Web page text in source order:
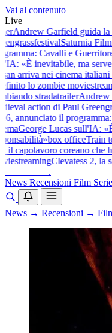
Vai al contenuto
Live
Andrew Garfield guida la
festivalSaturnia Film
Cavalli e
«È inevitabile, ma serve
arriva nei cinema italiani
lo zombie movie
stradatrailerAndrew
action di Paul
annunciato il
George Lucas sull'IA:
box officeTrain
il capolavoro coreano che
streamingClevatess 2, la
.
News Recensioni Film
News → Recensioni →